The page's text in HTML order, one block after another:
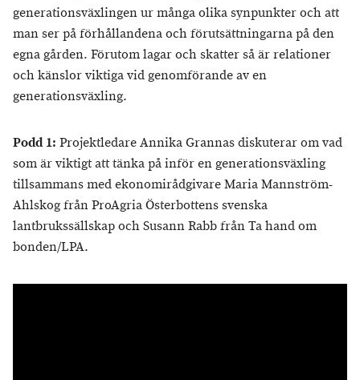
generationsväxlingen ur många olika synpunkter och att
man ser på förhållandena och förutsättningarna på den
egna gården. Förutom lagar och skatter så är relationer
och känslor viktiga vid genomförande av en
generationsväxling.
Podd 1: Projektledare Annika Grannas diskuterar om vad
som är viktigt att tänka på inför en generationsväxling
tillsammans med ekonomirådgivare Maria Mannström-
Ahlskog från ProAgria Österbottens svenska
lantbrukssällskap och Susann Rabb från Ta hand om
bonden/LPA.